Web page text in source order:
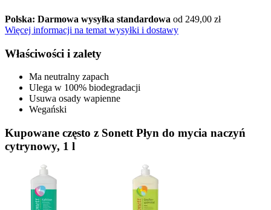
Polska: Darmowa wysyłka standardowa od 249,00 zł
Więcej informacji na temat wysyłki i dostawy
Właściwości i zalety
Ma neutralny zapach
Ulega w 100% biodegradacji
Usuwa osady wapienne
Wegański
Kupowane często z Sonett Płyn do mycia naczyń
cytrynowy, 1 l